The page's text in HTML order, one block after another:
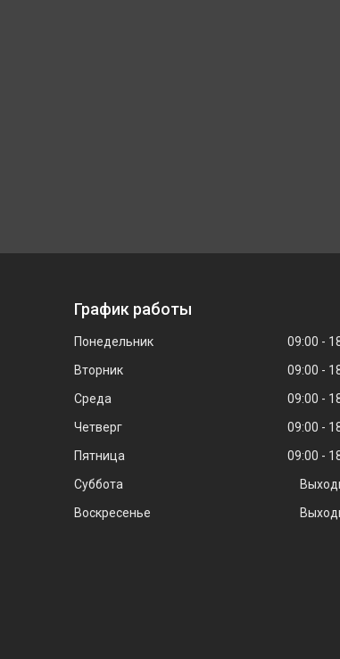
График работы
Понедельник 09:00
Вторник
09:00
Среда
09:00
Четверг
09:00
Пятница
09:00
Суббота
Воскресенье